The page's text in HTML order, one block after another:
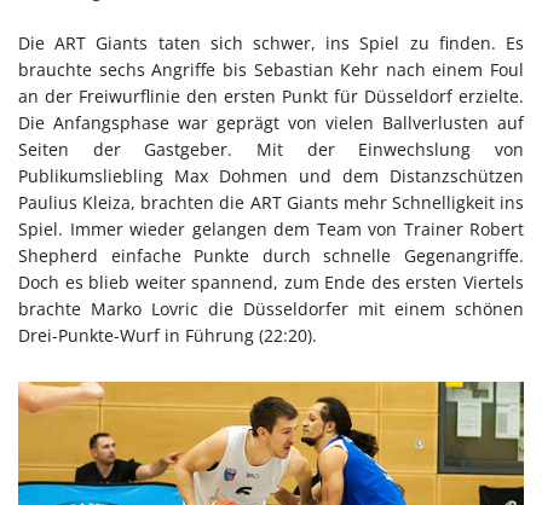
Die ART Giants taten sich schwer, ins Spiel zu finden. Es
brauchte sechs Angriffe bis Sebastian Kehr nach einem Foul
an der Freiwurflinie den ersten Punkt für Düsseldorf erzielte.
Die Anfangsphase war geprägt von vielen Ballverlusten auf
Seiten der Gastgeber. Mit der Einwechslung von
Publikumsliebling Max Dohmen und dem Distanzschützen
Paulius Kleiza, brachten die ART Giants mehr Schnelligkeit ins
Spiel. Immer wieder gelangen dem Team von Trainer Robert
Shepherd einfache Punkte durch schnelle Gegenangriffe.
Doch es blieb weiter spannend, zum Ende des ersten Viertels
brachte Marko Lovric die Düsseldorfer mit einem schönen
Drei-Punkte-Wurf in Führung (22:20).